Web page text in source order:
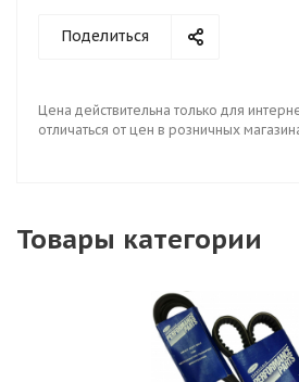
Поделиться
Цена действительна только для
отличаться от цен в розничных
Товары категории